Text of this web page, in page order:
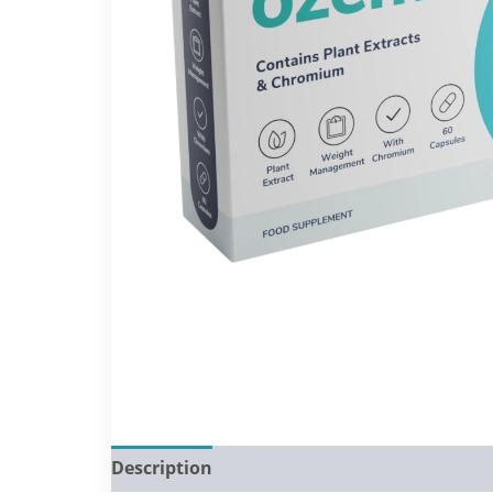
Description